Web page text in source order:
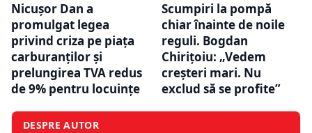
Nicușor Dan a
promulgat legea
privind criza pe piața
carburanților și
prelungirea TVA redus
de 9% pentru locuințe
Scumpiri la pompă
chiar înainte de noile
reguli. Bogdan
Chirițoiu: „Vedem
creșteri mari. Nu
exclud să se profite”
DESPRE AUTOR